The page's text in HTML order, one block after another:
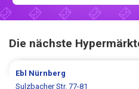
Die nächste
Ebl Nürnberg
Sulzbacher Str. 77-81